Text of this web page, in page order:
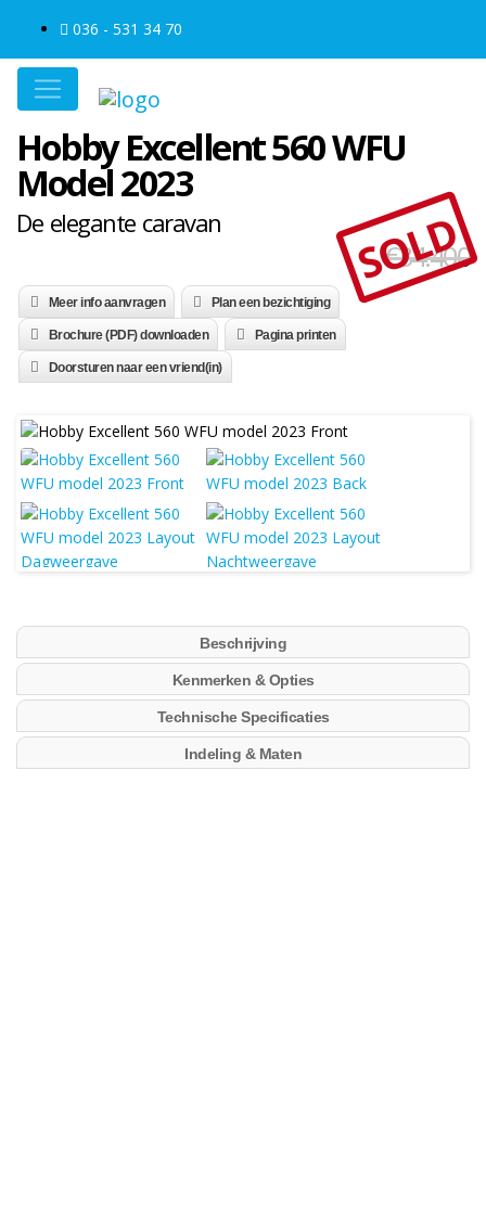
036 - 531 34 70
Hobby Excellent 560 WFU
Model 2023
De elegante caravan
€34.400
SOLD
Meer info aanvragen Plan een bezichtiging
Brochure (PDF) downloaden Pagina printen
Doorsturen naar een vriend(in)
Beschrijving
Kenmerken & Opties
Technische Specificaties
Indeling & Maten